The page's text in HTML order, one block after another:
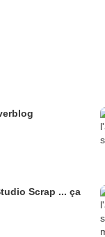
Scrap ... ça